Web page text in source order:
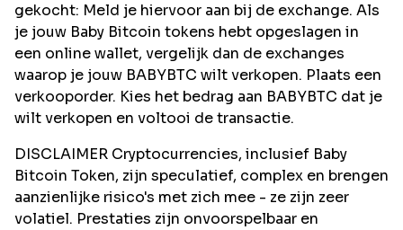
gekocht: Meld je hiervoor aan bij de exchange. Als
je jouw Baby Bitcoin tokens hebt opgeslagen in
een online wallet, vergelijk dan de exchanges
waarop je jouw BABYBTC wilt verkopen. Plaats een
verkooporder. Kies het bedrag aan BABYBTC dat je
wilt verkopen en voltooi de transactie.
DISCLAIMER Cryptocurrencies, inclusief Baby
Bitcoin Token, zijn speculatief, complex en brengen
aanzienlijke risico's met zich mee - ze zijn zeer
volatiel. Prestaties zijn onvoorspelbaar en